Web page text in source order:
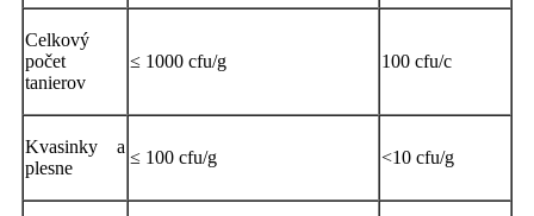
Celkový
počet
tanierov
≤ 1000 cfu/g 100 cfu/c
Kvasinky a
plesne
≤ 100 cfu/g <10 cfu/g